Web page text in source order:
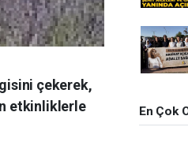
çekerek,
etkinliklerle
En Çok